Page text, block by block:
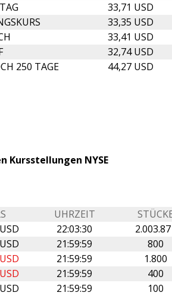
33,71 USD
33,35 USD
33,41 USD
32,74 USD
250 TAGE
44,27 USD
Kursstellungen NYSE
UHRZEIT
22:03:30
21:59:59
800
21:59:59
1.800
21:59:59
400
21:59:59 100